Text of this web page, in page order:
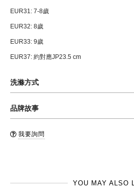
EUR31: 7-8歲
EUR32: 8歲
EUR33: 9歲
EUR37: 約對應JP23.5 cm
洗滌方式
品牌國: 英國
品牌故事
的設計充分反映出設計師 Stella McCartney
牌可親多了，希望可以讓更多的小朋友們有
我要詢問
YOU MAY ALSO